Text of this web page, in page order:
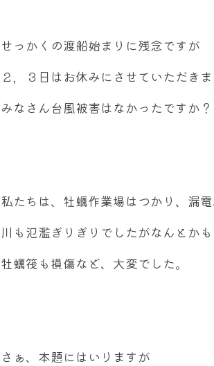
せっかくの渡船始まりに残念ですが
２，３日はお休みにさせていただき
みなさん台風被害はなかったですか？
私たちは、牡蠣作業場はつかり、漏電
川も氾濫ぎりぎりでしたがなんとか
牡蠣筏も損傷など、大変でした。
さぁ、本題にはいりますが